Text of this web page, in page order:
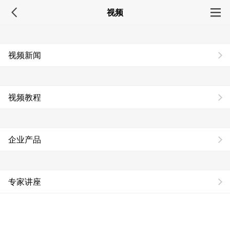
视频
视频新闻
视频教程
企业产品
专家讲座